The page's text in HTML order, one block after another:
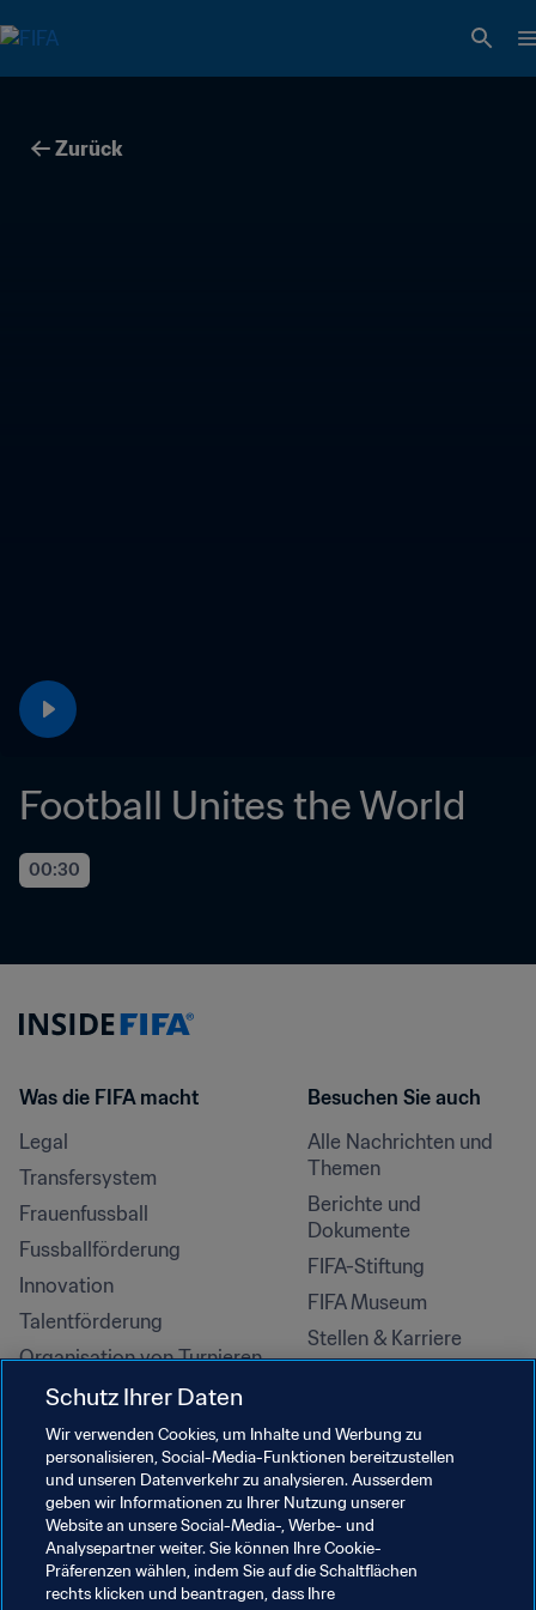
Zurück
Football Unites the World
00:30
Was die FIFA macht
Legal
Transfersystem
Frauenfussball
Fussballförderung
Innovation
Talentförderung
Organisation von Turnieren
Nachhaltigkeit
Menschenrechte und
Antidiskriminierung
Gesundheit und Medizin
Bildungsinitiativen
Besuchen Sie auch
Alle Nachrichten und
Themen
Berichte und
Dokumente
FIFA-Stiftung
FIFA Museum
Stellen & Karriere
Schutz Ihrer Daten
Wir verwenden Cookies, um Inhalte und Werbung zu
personalisieren, Social-Media-Funktionen bereitzustellen
und unseren Datenverkehr zu analysieren. Ausserdem
geben wir Informationen zu Ihrer Nutzung unserer
Website an unsere Social-Media-, Werbe- und
Analysepartner weiter. Sie können Ihre Cookie-
Präferenzen wählen, indem Sie auf die Schaltflächen
rechts klicken und beantragen, dass Ihre